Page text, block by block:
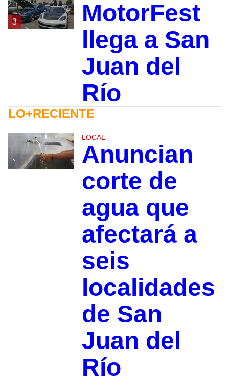
3
MotorFest
llega a San
Juan del
Río
LO+RECIENTE
LOCAL
Anuncian
corte de
agua que
afectará a
seis
localidades
de San
Juan del
Río